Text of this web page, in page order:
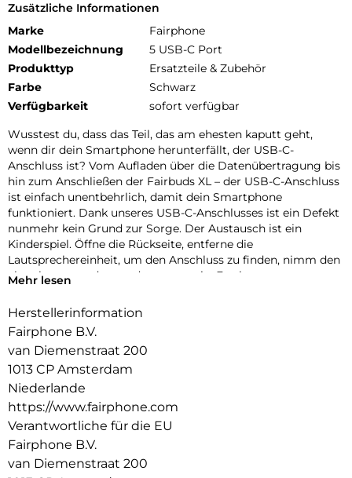
Zusätzliche Informationen
Marke
Fairphone
Modellbezeichnung
5 USB-C Port
Produkttyp
Ersatzteile & Zubehör
Farbe
Schwarz
Verfügbarkeit
sofort verfügbar
Wusstest du, dass das Teil, das am ehesten kaputt geht,
wenn dir dein Smartphone herunterfällt, der USB-C-
Anschluss ist? Vom Aufladen über die Datenübertragung bis
hin zum Anschließen der Fairbuds XL – der USB-C-Anschluss
ist einfach unentbehrlich, damit dein Smartphone
funktioniert. Dank unseres USB-C-Anschlusses ist ein Defekt
nunmehr kein Grund zur Sorge. Der Austausch ist ein
Kinderspiel. Öffne die Rückseite, entferne die
Lautsprechereinheit, um den Anschluss zu finden, nimm den
alten heraus und setze den neuen ein. Fertig.
kompatibel.
Mehr lesen
Herstellerinformation
Fairphone B.V.
van Diemenstraat 200
1013 CP Amsterdam
Niederlande
https://www.fairphone.com
Verantwortliche für die EU
Fairphone B.V.
van Diemenstraat 200